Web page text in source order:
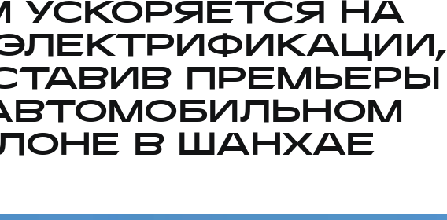
УСКОРЯЕТСЯ НА
ПРЕМЬЕРЫ
В ШАНХАЕ